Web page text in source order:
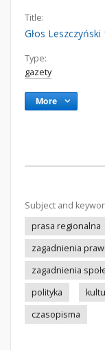
Title:
Głos
Type:
gazety
More
Subject and
prasa regionalna
zagadnienia
zagadnienia
polityka
czasopisma